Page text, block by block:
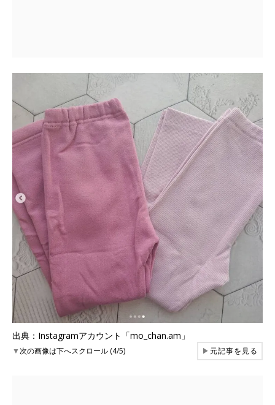
出典：Instagramアカウント「mo_chan.am」
▼次の画像は下へスクロール (4/5) ▶元記事を見る